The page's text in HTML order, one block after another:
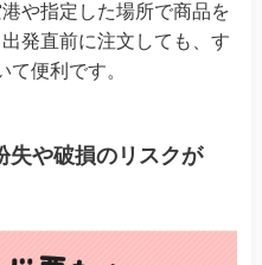
や指定した場所で商品を
発直前に注文しても、す
て便利です。
失や破損のリスクが